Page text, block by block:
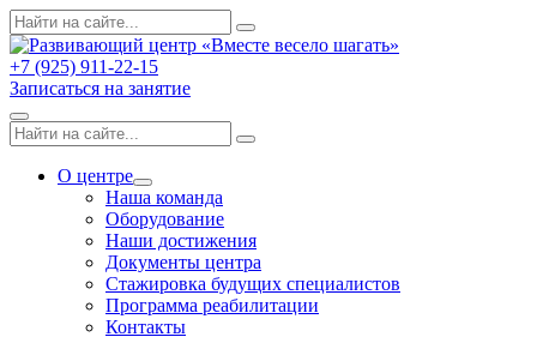
Skip
to
content
Поиск
по:
Search
+7 (925) 911-22-15
Записаться на занятие
Menu
Поиск
по:
Search
О центре
Expand
dropdown
Наша команда
Оборудование
Наши достижения
Документы центра
Стажировка будущих специалистов
Программа реабилитации
Контакты